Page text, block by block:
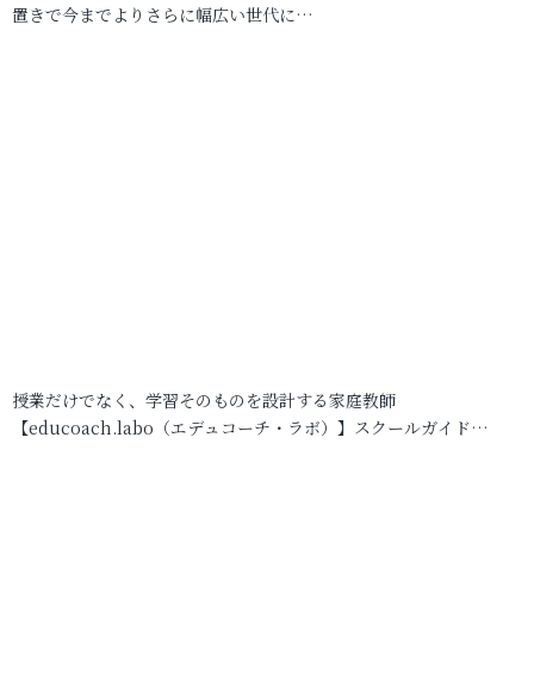
置きで今までよりさらに幅広い世代に…
授業だけでなく、学習そのものを設計する家庭教師
【educoach.labo（エデュコーチ・ラボ）】スクールガイド…